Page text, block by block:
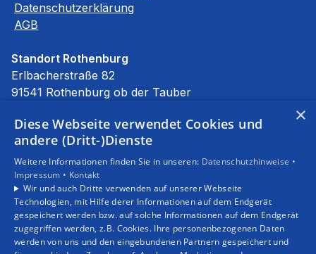
Datenschutzerklärung
AGB
Standort Rothenburg
Erlbacherstraße 82
91541 Rothenburg ob der Tauber
Tel.: 09861 94590
Unsere Bereiche
Privatkunden
Gewerbekunden
Karriere
Unternehmen
Kontakt
×
Diese Webseite verwendet Cookies und
andere (Dritt-)Dienste
Weitere Informationen finden Sie in unseren: Datenschutzhinweise •
Impressum • Kontakt
Wir und auch Dritte verwenden auf unserer Webseite
Technologien, mit Hilfe derer Informationen auf dem Endgerät
gespeichert werden bzw. auf solche Informationen auf dem Endgerät
zugegriffen werden, z.B. Cookies. Ihre personenbezogenen Daten
werden von uns und den eingebundenen Partnern gespeichert und